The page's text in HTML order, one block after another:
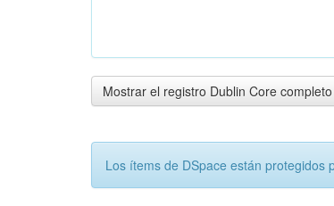
Mostrar el registro Dublin Core
Los ítems de DSpace están protegidos